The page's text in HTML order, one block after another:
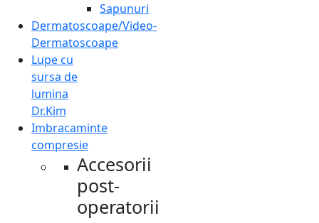
Sapunuri
Dermatoscoape/Video-
Dermatoscoape
Lupe cu
sursa de
lumina
Dr.Kim
Imbracaminte
compresie
Accesorii
post-
operatorii